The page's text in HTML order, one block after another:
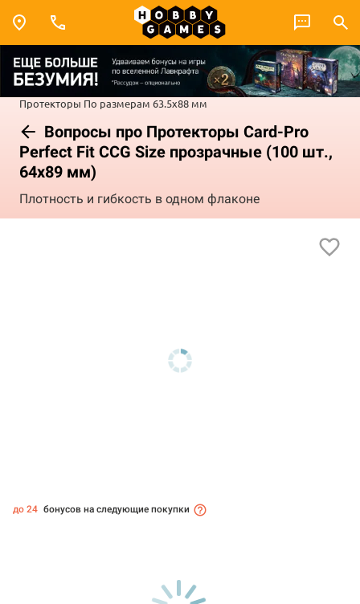
Протекторы По размерам 63.5x88 мм
Вопросы про Протекторы Card-Pro
Perfect Fit CCG Size прозрачные (100 шт.,
64x89 мм)
Плотность и гибкость в одном флаконе
до 24 бонусов на следующие покупки